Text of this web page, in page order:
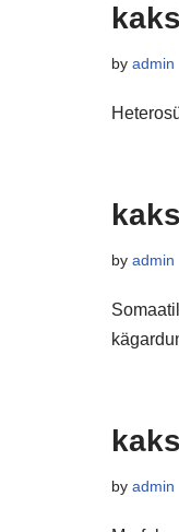
by admin
by admin
by admin